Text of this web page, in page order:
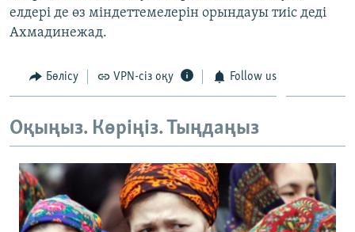
елдері де өз міндеттемелерін орындауы тиіс деді
Ахмадинежад.
Бөлісу VPN-сіз оқу Follow us
Оқыңыз. Көріңіз. Тыңдаңыз